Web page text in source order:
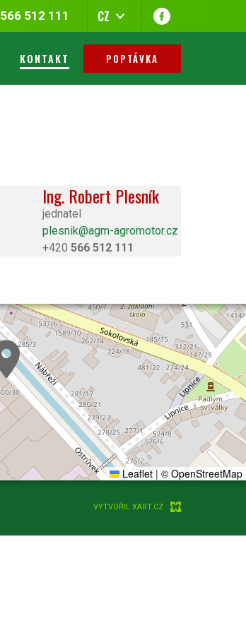
566 512 111 CZ
KONTAKT POPTÁVKA
Ing. Robert Plesník
jednatel
plesnik@agm-agromotor.cz
+420 566 512 111
Leaflet | © OpenStreetMap
VYTVOŘIL XART.CZ